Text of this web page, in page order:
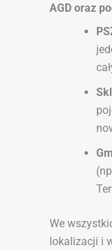
AGD oraz
We
lokalizacji i